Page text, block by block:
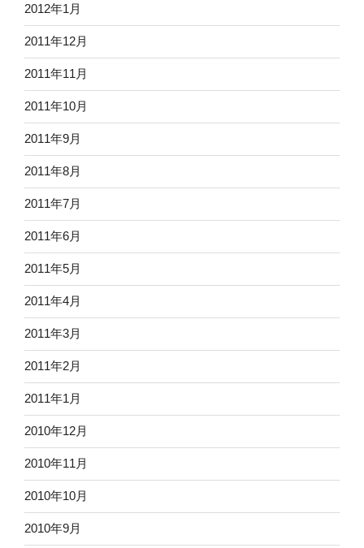
2012年1月
2011年12月
2011年11月
2011年10月
2011年9月
2011年8月
2011年7月
2011年6月
2011年5月
2011年4月
2011年3月
2011年2月
2011年1月
2010年12月
2010年11月
2010年10月
2010年9月